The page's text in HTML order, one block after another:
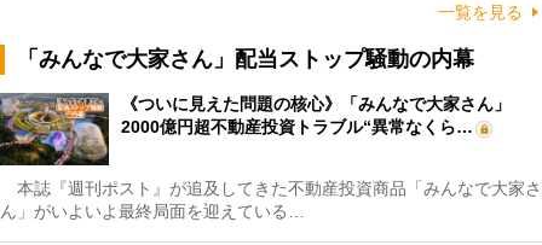
一覧を見る
「みんなで大家さん」配当ストップ騒動の内幕
《ついに見えた問題の核心》「みんなで大家さん」
2000億円超不動産投資トラブル“異常なくら…
本誌『週刊ポスト』が追及してきた不動産投資商品「みんなで大家さ
ん」がいよいよ最終局面を迎えている…